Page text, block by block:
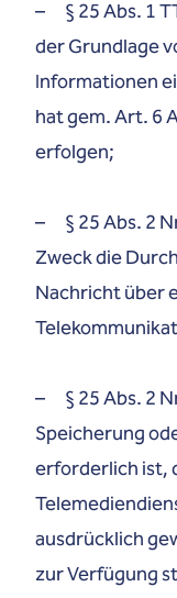
– § 25 Abs. 1
der Grundlage
Informationen
hat gem. Art.
erfolgen;
– § 25 Abs. 2
Zweck die
Nachricht über
– § 25 Abs. 2
Speicherung
erforderlich ist,
ausdrücklich
zur Verfügung